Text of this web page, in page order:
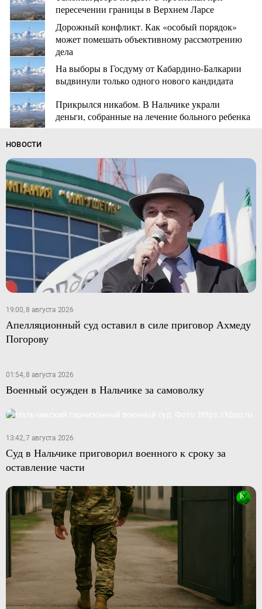
пересечении границы в Верхнем Ларсе
Дорожный конфликт. Как «особый порядок»
может помешать объективному рассмотрению
дела
На выборы в Госдуму от Кабардино-Балкарии
выдвинули только одного нового кандидата
Прикрылся никабом. В Нальчике украли
деньги, собранные на лечение больного ребенка
НОВОСТИ
19:00, 8 августа 2026
Апелляционный суд оставил в силе приговор Ахмеду
Погорову
01:54, 8 августа 2026
Военный осужден в Нальчике за самоволку
13:42, 7 августа 2026
Суд в Нальчике приговорил военного к сроку за
оставление части